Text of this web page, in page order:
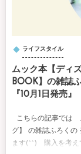
ライフスタイル
ムック本【ディ
BOOK】の雑誌
『10月1日発売』
こちらの記事では
グ】 の雑誌ふろくの
ます(^^) 購入を考え